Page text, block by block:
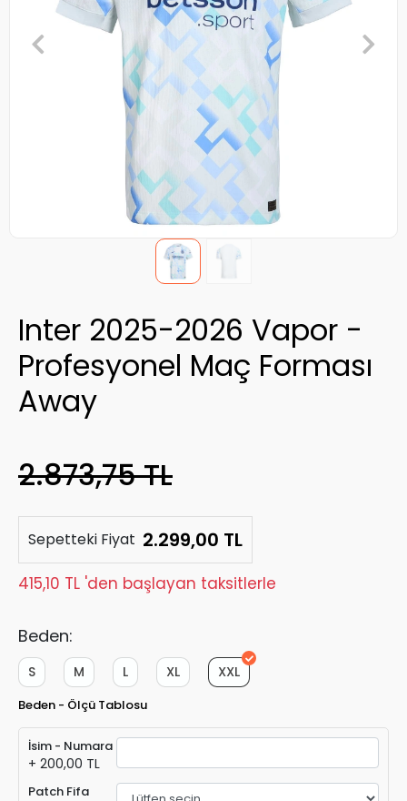
Inter 2025-2026 Vapor -
Profesyonel Maç Forması
Away
2.873,75 TL
Sepetteki Fiyat 2.299,00 TL
415,10 TL 'den başlayan taksitlerle
Beden:
XXL
XL
L
M
S
Beden - Ölçü Tablosu
İsim - Numara
+ 200,00 TL
Patch Fifa